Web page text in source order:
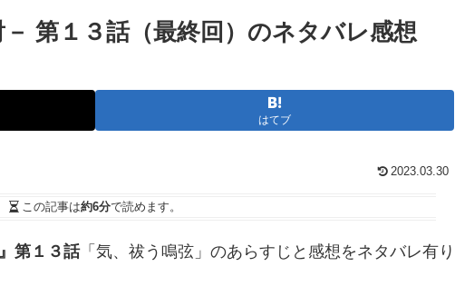
第１３話（最終回）のネタバレ感想
はてブ
2023.03.30
この記事は約6分で読めます。
第１３話「気、祓う鳴弦」のあらすじと感想をネタバレ有り